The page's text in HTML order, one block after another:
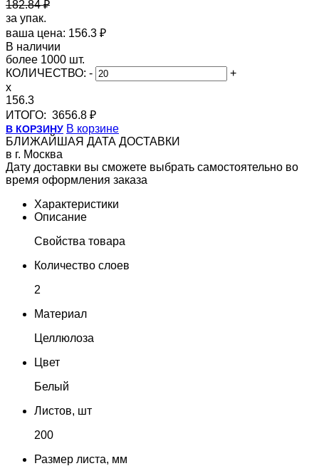
182.84 ₽
за упак.
ваша цена: 156.3 ₽
В наличии
более 1000 шт.
КОЛИЧЕСТВО: -
+
x
156.3
ИТОГО: 3656.8 ₽
В КОРЗИНУ В корзине
БЛИЖАЙШАЯ ДАТА ДОСТАВКИ
в г. Москва
Дату доставки вы сможете выбрать самостоятельно во
время оформления заказа
Характеристики
Описание
Свойства товара
Количество слоев
2
Материал
Целлюлоза
Цвет
Белый
Листов, шт
200
Размер листа, мм